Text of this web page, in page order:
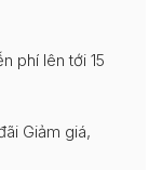
phí lên tới 15
Giảm giá,